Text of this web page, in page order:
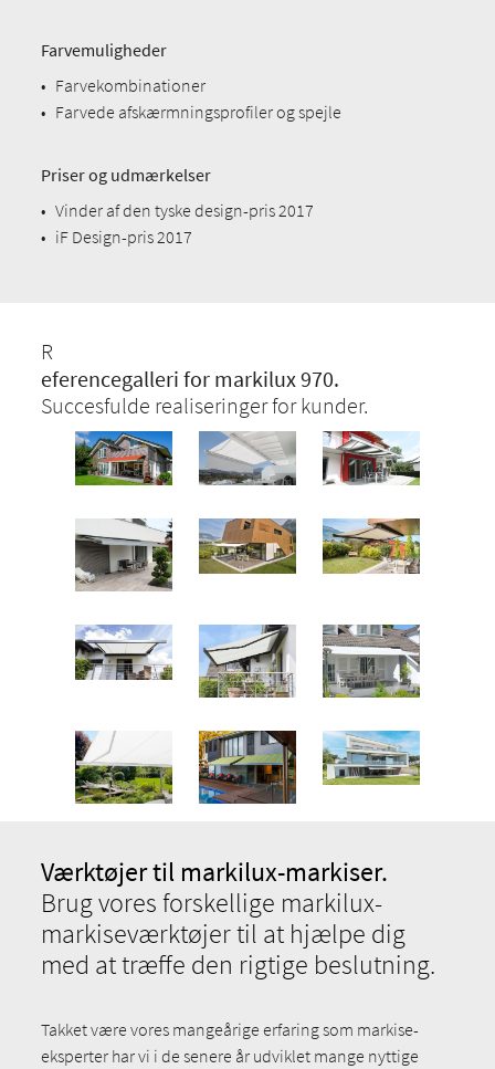
Farvemuligheder
• Farvekombinationer
• Farvede afskærmningsprofiler og spejle
Priser og udmærkelser
• Vinder af den tyske design-pris 2017
• iF Design-pris 2017
R
eferencegalleri for markilux 970.
Succesfulde realiseringer for kunder.
Værktøjer til markilux-markiser.
Brug vores forskellige markilux-
markiseværktøjer til at hjælpe dig
med at træffe den rigtige beslutning.
Takket være vores mangeårige erfaring som markise-
eksperter har vi i de senere år udviklet mange nyttige